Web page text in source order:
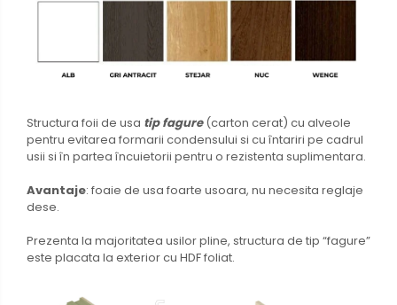
Structura foii de usa tip fagure(carton cerat) cu alveole
pentru evitarea formarii condensului si cu întariri pe cadrul
usii si în partea încuietorii pentru o rezistenta suplimentara.
Avantaje: foaie de usa foarte usoara, nu necesita reglaje
dese.
Prezenta la majoritatea usilor pline, structura de tip “fagure”
este placata la exterior cu HDF foliat.